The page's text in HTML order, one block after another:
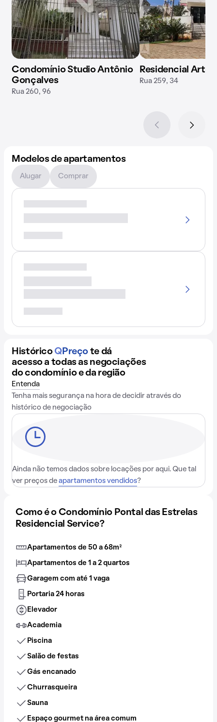
Condomínio Studio Antônio
Gonçalves
Rua 260, 96
Residencial Arte
Rua 259, 34
Modelos de apartamentos
Alugar Comprar
Histórico QPreço te dá
acesso a todas as negociações
do condomínio e da região
Entenda
Tenha mais segurança na hora de decidir através do
histórico de negociação
Ainda não temos dados sobre locações por aqui. Que tal
ver preços de apartamentos vendidos?
Como é o Condomínio Pontal das Estrelas
Residencial Service?
Apartamentos de 50 a 68m²
Apartamentos de 1 a 2 quartos
Garagem com até 1 vaga
Portaria 24 horas
Elevador
Academia
Piscina
Salão de festas
Gás encanado
Churrasqueira
Sauna
Espaço gourmet na área comum